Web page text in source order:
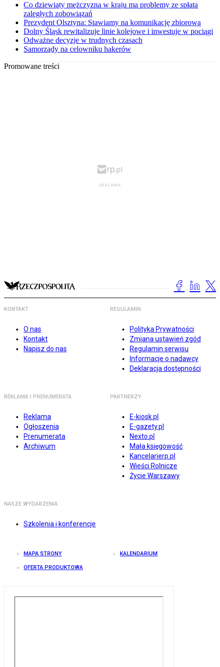
Co dziewiąty mężczyzna w kraju ma problemy ze spłatą
zaległych zobowiązań
Prezydent Olsztyna: Stawiamy na komunikację zbiorową
Dolny Śląsk rewitalizuje linie kolejowe i inwestuje w pociągi
Odważne decyzje w trudnych czasach
Samorządy na celowniku hakerów
Promowane treści
KONTAKT
O nas
Kontakt
Napisz do nas
REGULAMIN
Polityka Prywatności
Zmiana ustawień zgód
Regulamin serwisu
Informacje o nadawcy
Deklaracja dostępności
REKLAMA I PRENUMERATA
Reklama
Ogłoszenia
Prenumerata
Archiwum
PARTNERZY
E-kiosk.pl
E-gazety.pl
Nexto.pl
Mała księgowość
Kancelarierp.pl
Wieści Rolnicze
Życie Warszawy
NASZE WYDARZENIA
Szkolenia i konferencje
MAPA STRONY KALENDARIUM
OFERTA PRODUKTOWA